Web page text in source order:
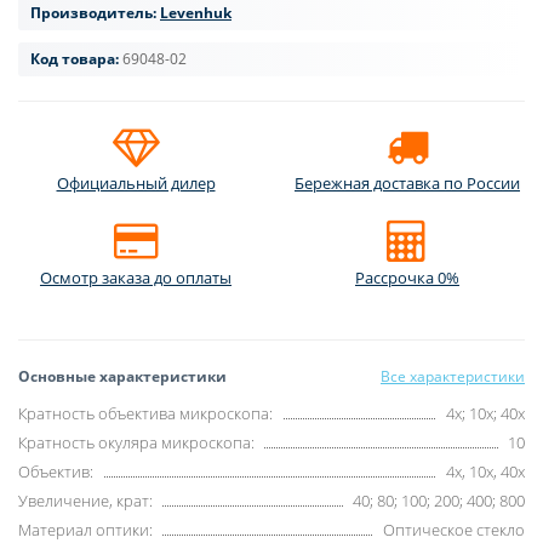
Производитель: Levenhuk
Код товара:69048-02
Официальный дилер Бережная доставка по России
Осмотр заказа до оплаты Рассрочка 0%
Основные характеристики Все характеристики
Кратность объектива микроскопа:
4x; 10x; 40x
Кратность окуляра микроскопа:
10
Объектив:
4x, 10x, 40x
Увеличение, крат:
40; 80; 100; 200; 400; 800
Материал оптики:
Оптическое стекло